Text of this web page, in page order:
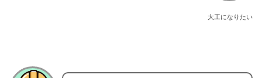
大工になりたい